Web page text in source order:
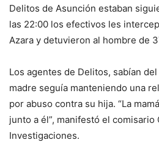
Delitos de Asunción estaban
las 22:00 los efectivos les
Azara y detuvieron al hombre de
Los agentes de Delitos, sabían
madre seguía manteniendo una
por abuso contra su hija. “La
junto a él”, manifestó el
Investigaciones.